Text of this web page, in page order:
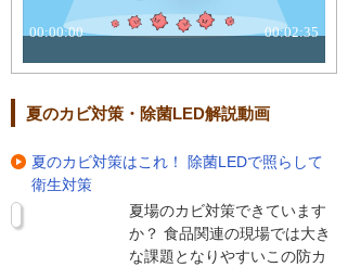
夏のカビ対策・除菌LED解説動画
夏のカビ対策はこれ！ 除菌LEDで照らして
衛生対策
夏場のカビ対策できています
か？ 食品関連の現場では大き
な課題となりやすいこの防カ